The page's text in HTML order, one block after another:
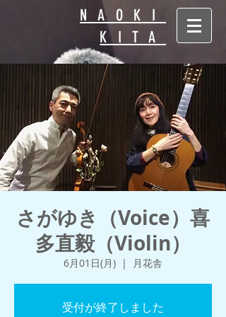
NAOKI
KITA
さがゆき（Voice）喜
多直毅（Violin）
6月01日(月)
  |
月花舎
受付が終了しました